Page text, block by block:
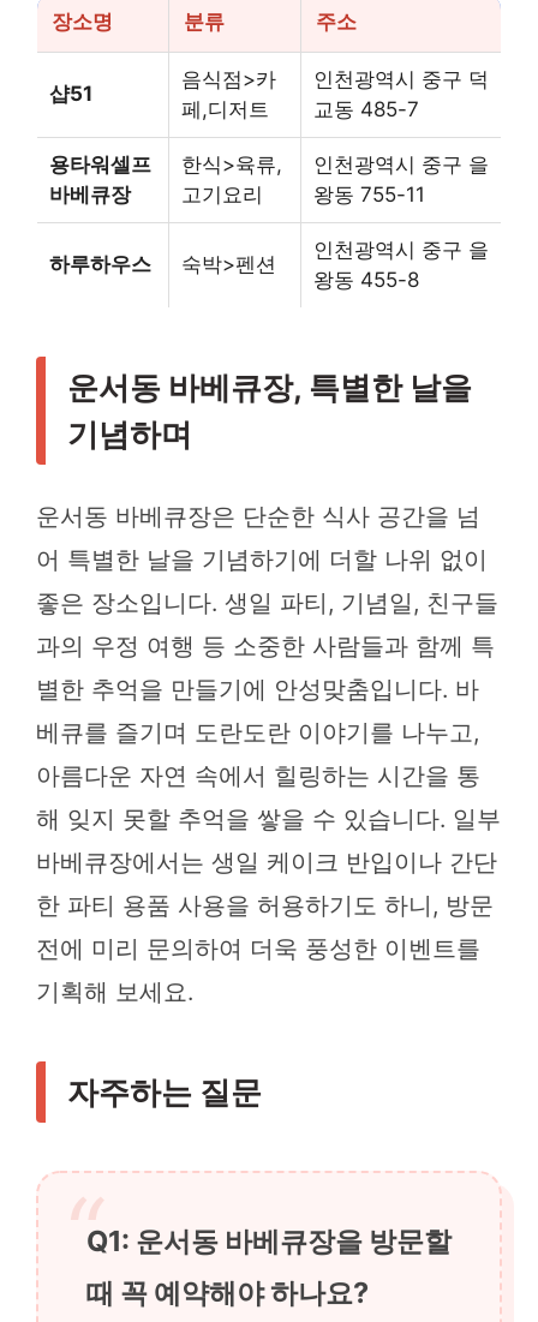
장소명 분류 주소
샵51
음식점>카
페,디저트
인천광역시 중구 덕
교동 485-7
용타워셀프
바베큐장
한식>육류,
고기요리
인천광역시 중구 을
왕동 755-11
하루하우스 숙박>펜션
인천광역시 중구 을
왕동 455-8
운서동 바베큐장, 특별한 날을
기념하며
운서동 바베큐장은 단순한 식사 공간을 넘
어 특별한 날을 기념하기에 더할 나위 없이
좋은 장소입니다. 생일 파티, 기념일, 친구들
과의 우정 여행 등 소중한 사람들과 함께 특
별한 추억을 만들기에 안성맞춤입니다. 바
베큐를 즐기며 도란도란 이야기를 나누고,
아름다운 자연 속에서 힐링하는 시간을 통
해 잊지 못할 추억을 쌓을 수 있습니다. 일부
바베큐장에서는 생일 케이크 반입이나 간단
한 파티 용품 사용을 허용하기도 하니, 방문
전에 미리 문의하여 더욱 풍성한 이벤트를
기획해 보세요.
자주하는 질문
Q1: 운서동 바베큐장을 방문할
때 꼭 예약해야 하나요?